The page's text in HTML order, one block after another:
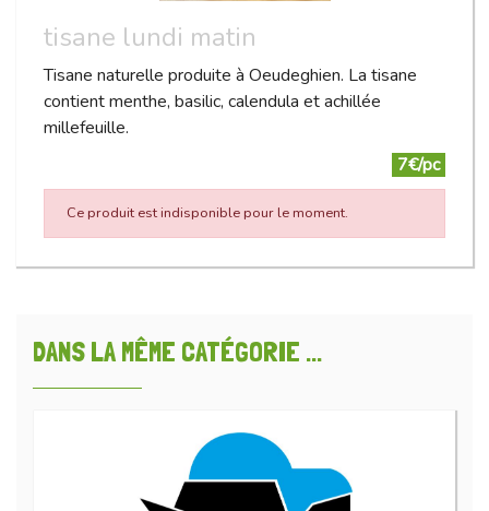
tisane lundi matin
Tisane naturelle produite à Oeudeghien. La tisane
contient menthe, basilic, calendula et achillée
millefeuille.
7€/pc
Ce produit est indisponible pour le moment.
DANS LA MÊME CATÉGORIE ...